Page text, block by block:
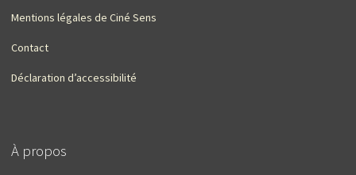
Mentions légales de Ciné Sens
Contact
Déclaration d’accessibilité
À propos